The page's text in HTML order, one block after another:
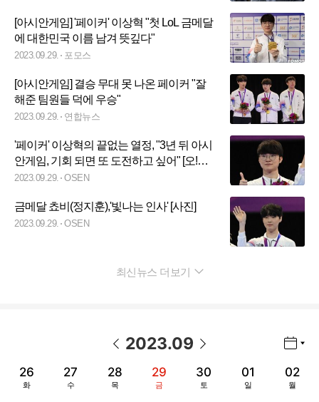
[아시안게임] '페이커' 이상혁 "첫 LoL 금메달
에 대한민국 이름 남겨 뜻깊다"
2023.09.29. 포모스
[아시안게임] 결승 무대 못 나온 페이커 "잘
해준 팀원들 덕에 우승"
2023.09.29. 연합뉴스
'페이커' 이상혁의 끝없는 열정, "3년 뒤 아시
안게임, 기회 되면 또 도전하고 싶어" [오!쎈
인터뷰]
2023.09.29. OSEN
금메달 쵸비(정지훈),'빛나는 인사' [사진]
2023.09.29. OSEN
최신뉴스 더보기
2023.09
26
화
27
수
28
목
29
금
30
토
01
일
02
월